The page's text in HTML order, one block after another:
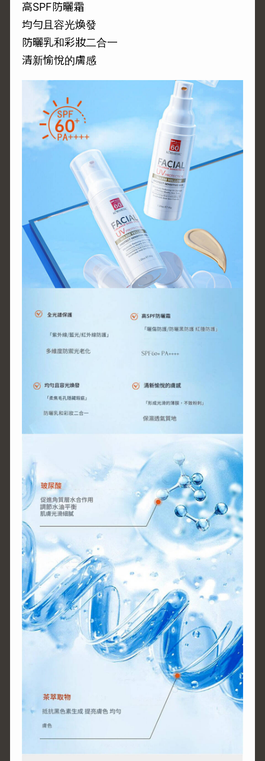
高SPF防曬霜
均勻且容光煥發
防曬乳和彩妝二合一
清新愉悅的膚感